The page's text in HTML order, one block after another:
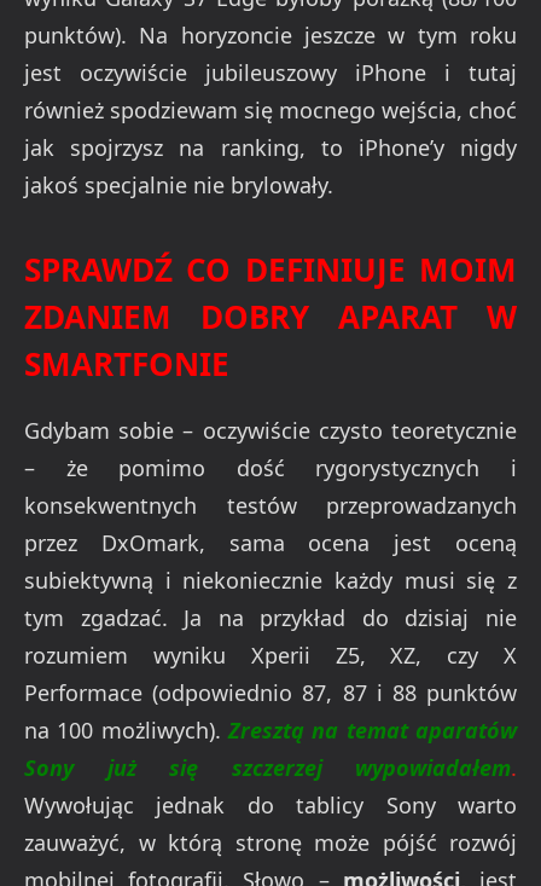
punktów). Na horyzoncie jeszcze w tym roku
jest oczywiście jubileuszowy iPhone i tutaj
również spodziewam się mocnego wejścia, choć
jak spojrzysz na ranking, to iPhone’y nigdy
jakoś specjalnie nie brylowały.
SPRAWDŹ CO DEFINIUJE MOIM
ZDANIEM DOBRY APARAT W
SMARTFONIE
Gdybam sobie – oczywiście czysto teoretycznie
– że pomimo dość rygorystycznych i
konsekwentnych testów przeprowadzanych
przez DxOmark, sama ocena jest oceną
subiektywną i niekoniecznie każdy musi się z
tym zgadzać. Ja na przykład do dzisiaj nie
rozumiem wyniku Xperii Z5, XZ, czy X
Performace (odpowiednio 87, 87 i 88 punktów
na 100 możliwych). Zresztą na temat aparatów
Sony już się szczerzej wypowiadałem.
Wywołując jednak do tablicy Sony warto
zauważyć, w którą stronę może pójść rozwój
mobilnej fotografii. Słowo – możliwości, jest